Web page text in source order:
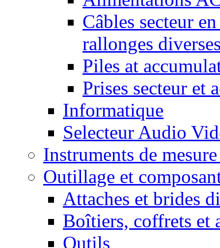
Câbles secteur
rallonges
Piles at
Prises secteur et
Informatique
Selecteur Audio
Instruments de
Outillage et
Attaches et brides
Boîtiers, coffrets et
Outils